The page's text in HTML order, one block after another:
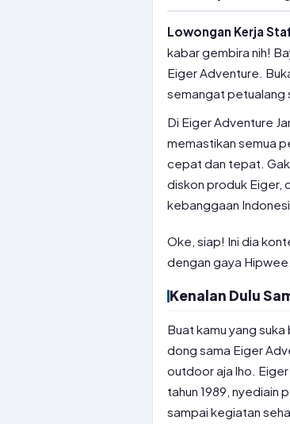
Lowongan Kerja
kabar gembira nih!
Eiger Adventure.
semangat petualang
Di Eiger Adventure
memastikan semua
cepat dan tepat. Gak
diskon produk Eiger,
kebanggaan
Oke, siap! Ini dia
dengan gaya
Kenalan Dulu
Buat kamu yang
dong sama Eiger
outdoor aja lho.
tahun 1989, nyediain
sampai kegiatan